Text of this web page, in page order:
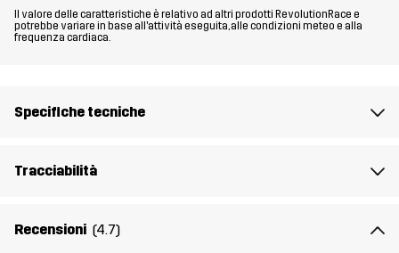
Materiale 1
Fodera 1 95% Poliestere (Riciclato), 5% Poliestere
Peso
Il valore delle caratteristiche è relativo ad altri prodotti RevolutionRace e
potrebbe variare in base all'attività eseguita, alle condizioni meteo e alla
frequenza cardiaca.
Specifiche tecniche
Tracciabilità
Recensioni (4.7)